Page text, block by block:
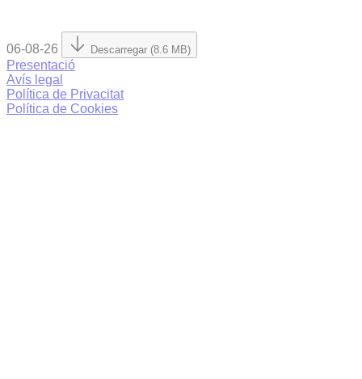
06-08-26 Descarregar (8.6 MB)
Presentació
Avís legal
Política de Privacitat
Política de Cookies